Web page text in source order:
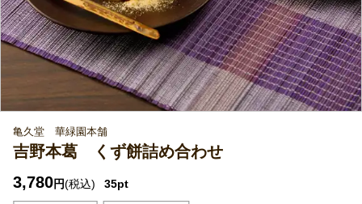
亀久堂 華緑園本舗
吉野本葛 くず餅詰め合わせ
3,780円(税込) 35pt